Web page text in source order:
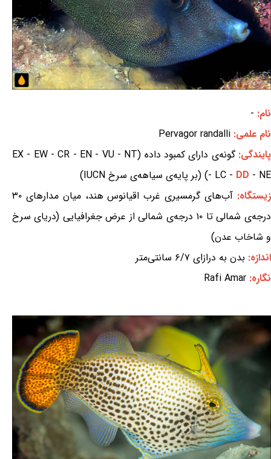
نام: -
نام علمی: Pervagor randalli
پایندگی:
گونه‌ی دارای کمبود داده (EX - EW - CR - EN - VU - NT
- LC - DD - NE) (بر پایه‌ی سیاهه‌ی سرخ IUCN)
زیستگاه:
آب‌های گرمسیری غرب اقیانوس هند، میان مدارهای ۳۰
درجه‌ی شمالی تا ۱۰ درجه‌ی شمالی از عرض جغرافیایی (دریای سرخ
و شاخاب عدن)
اندازه: بدن به درازای ۶/۷ سانتی‌متر
نگاره: Rafi Amar